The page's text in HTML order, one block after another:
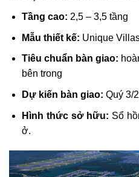
Tầng cao: 2,5 – 3,5 tầng
Mẫu thiết kế: Unique
Tiêu chuẩn bàn giao:
bên trong
Dự kiến bàn giao: Quý 3/
Hình thức sở hữu: Sổ
ở.